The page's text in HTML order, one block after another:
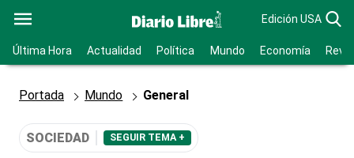
Edición USA
Última Hora Actualidad Política Mundo Economía
Portada Mundo General
SOCIEDAD SEGUIR TEMA +